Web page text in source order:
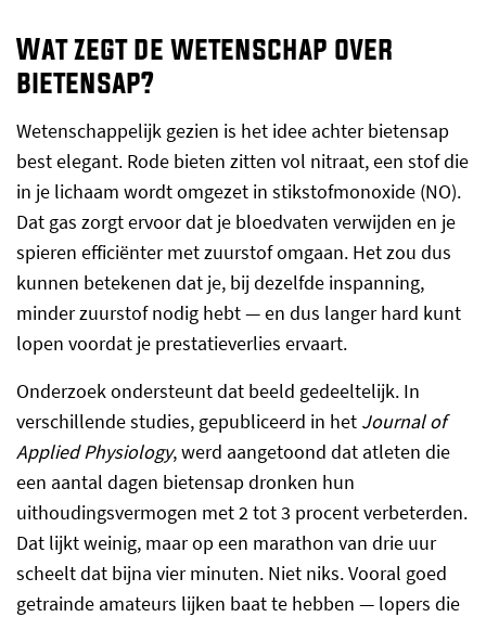
Wat zegt de wetenschap over
bietensap?
Wetenschappelijk gezien is het idee achter bietensap
best elegant. Rode bieten zitten vol nitraat, een stof die
in je lichaam wordt omgezet in stikstofmonoxide (NO).
Dat gas zorgt ervoor dat je bloedvaten verwijden en je
spieren efficiënter met zuurstof omgaan. Het zou dus
kunnen betekenen dat je, bij dezelfde inspanning,
minder zuurstof nodig hebt — en dus langer hard kunt
lopen voordat je prestatieverlies ervaart.
Onderzoek ondersteunt dat beeld gedeeltelijk. In
verschillende studies, gepubliceerd in het Journal of
Applied Physiology, werd aangetoond dat atleten die
een aantal dagen bietensap dronken hun
uithoudingsvermogen met 2 tot 3 procent verbeterden.
Dat lijkt weinig, maar op een marathon van drie uur
scheelt dat bijna vier minuten. Niet niks. Vooral goed
getrainde amateurs lijken baat te hebben — lopers die